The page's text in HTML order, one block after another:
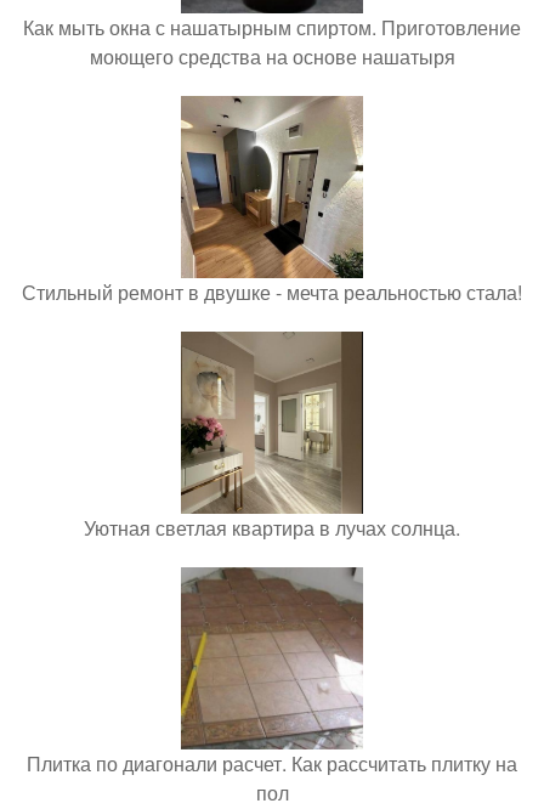
Как мыть окна с нашатырным спиртом. Приготовление
моющего средства на основе нашатыря
Стильный ремонт в двушке - мечта реальностью стала!
Уютная светлая квартира в лучах солнца.
Плитка по диагонали расчет. Как рассчитать плитку на
пол